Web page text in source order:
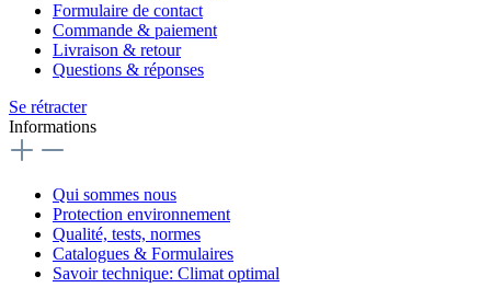
Formulaire de contact
Commande & paiement
Livraison & retour
Questions & réponses
Se rétracter
Informations
Qui sommes nous
Protection environnement
Qualité, tests, normes
Catalogues & Formulaires
Savoir technique: Climat optimal